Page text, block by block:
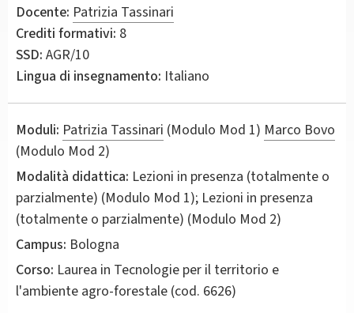
Docente: Patrizia Tassinari
Crediti formativi: 8
SSD: AGR/10
Lingua di insegnamento: Italiano
Moduli: Patrizia Tassinari (Modulo Mod 1) Marco Bovo
(Modulo Mod 2)
Modalità didattica: Lezioni in presenza (totalmente o
parzialmente) (Modulo Mod 1); Lezioni in presenza
(totalmente o parzialmente) (Modulo Mod 2)
Campus: Bologna
Corso: Laurea in Tecnologie per il territorio e
l'ambiente agro-forestale (cod. 6626)